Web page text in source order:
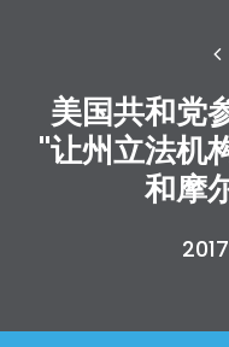
美国共和党
"让州立法机
和摩